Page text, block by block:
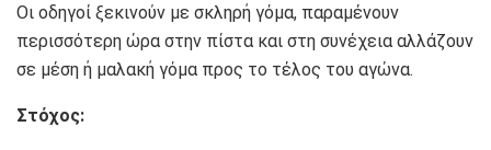
Οι οδηγοί ξεκινούν με σκληρή γόμα, παραμένουν
περισσότερη ώρα στην πίστα και στη συνέχεια αλλάζουν
σε μέση ή μαλακή γόμα προς το τέλος του αγώνα.
Στόχος: